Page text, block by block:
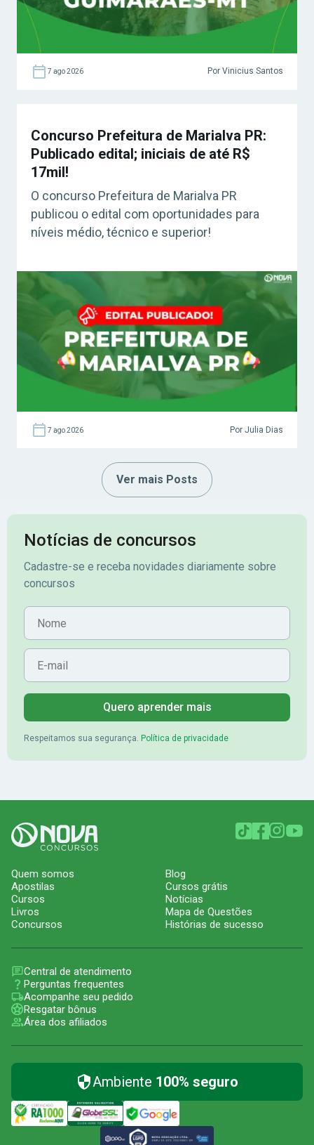
7 ago 2026 Por Vinicius Santos
Concurso Prefeitura de Marialva PR:
Publicado edital; iniciais de até R$
17mil!
O concurso Prefeitura de Marialva PR
publicou o edital com oportunidades para
níveis médio, técnico e superior!
7 ago 2026 Por Julia Dias
Ver mais Posts
Notícias de concursos
Cadastre-se e receba novidades diariamente sobre
concursos
Nome
E-mail
Quero aprender mais
Respeitamos sua segurança. Política de privacidade
Quem somos
Apostilas
Cursos
Livros
Concursos
Blog
Cursos grátis
Notícias
Mapa de Questões
Histórias de sucesso
Central de atendimento
Perguntas frequentes
Acompanhe seu pedido
Resgatar bônus
Área dos afiliados
Ambiente 100% seguro